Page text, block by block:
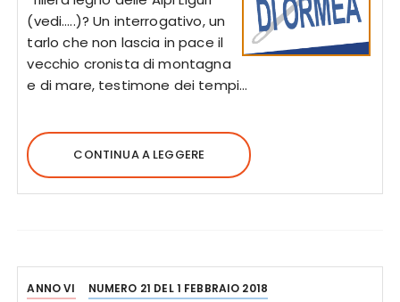
(vedi…..)? Un interrogativo, un
tarlo che non lascia in pace il
vecchio cronista di montagna
e di mare, testimone dei tempi…
CONTINUA A LEGGERE
ANNO VI NUMERO 21 DEL 1 FEBBRAIO 2018